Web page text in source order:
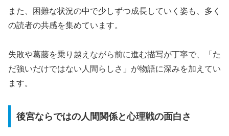
また、困難な状況の中で少しずつ成長していく姿も、多く
の読者の共感を集めています。
失敗や葛藤を乗り越えながら前に進む描写が丁寧で、「た
だ強いだけではない人間らしさ」が物語に深みを加えてい
ます。
後宮ならではの人間関係と心理戦の面白さ